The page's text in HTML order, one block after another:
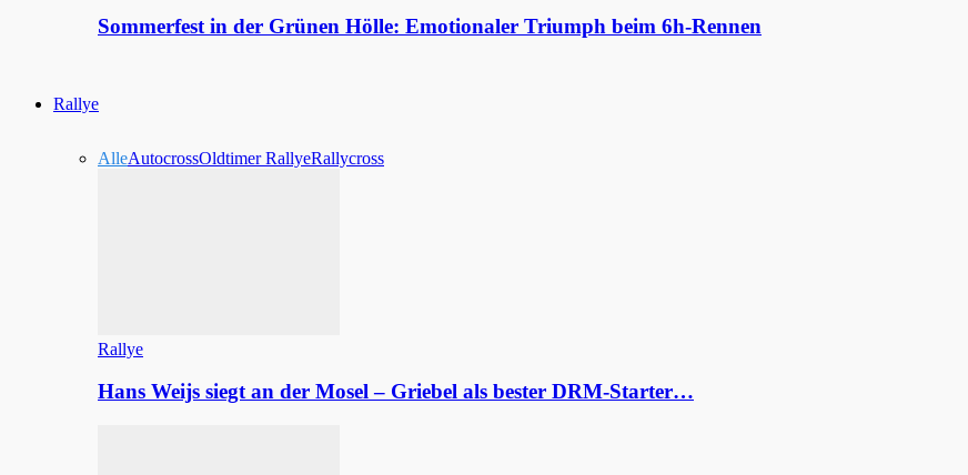
Sommerfest in der Grünen Hölle: Emotionaler Triumph beim 6h-Rennen
Rallye
AlleAutocrossOldtimer RallyeRallycross
Rallye
Hans Weijs siegt an der Mosel – Griebel als bester DRM-Starter…